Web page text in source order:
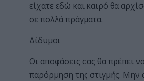
είχατε εδώ και καιρό θα
σε πολλά πράγματα.
Δίδυμοι
Οι αποφάσεις σας θα πρέπει
παρόρμηση της στιγμής. Μην